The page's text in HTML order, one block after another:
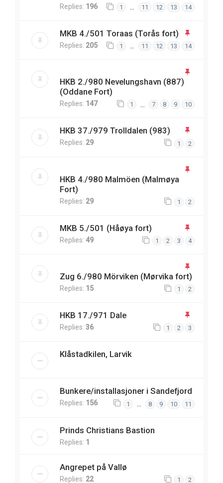
Replies: 196 1 11 12 13 14
MKB 4./501 Toraas (Torås fort)
Replies: 205 1 … 11 12 13 14
HKB 2./980 Nevelungshavn (887)
(Oddane Fort)
Replies: 147 1 7 8 9 10
HKB 37./979 Trolldalen (983)
Replies: 29 1 2
HKB 4./980 Malmöen (Malmøya
Fort)
Replies: 29 1 2
MKB 5./501 (Håøya fort)
Replies: 49 1 2 3 4
Zug 6./980 Mörviken (Mørvika fort)
Replies: 15 1 2
HKB 17./971 Dale
Replies: 36 1 2 3
Klåstadkilen, Larvik
Bunkere/installasjoner i Sandefjord
Replies: 156 1 8 9 10 11
Prinds Christians Bastion
Replies: 1
Angrepet på Vallø
Replies: 22 1 2